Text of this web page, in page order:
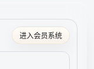
进入会员系统